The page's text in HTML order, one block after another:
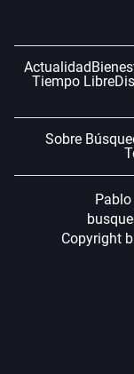
Actualidad
Tiempo Libre
Sobre
Copyright